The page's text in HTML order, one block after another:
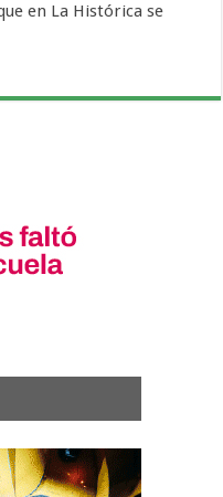
en La Histórica se